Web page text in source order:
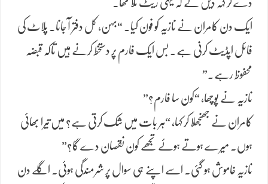
دے کر کہہ دیں گے کہ یہی ریٹ ملا تھا۔
ایک دن کامران نے نازیہ کو فون کیا۔ “بہن، کل دفتر آ جانا۔ پلاٹ کی
فائل اپڈیٹ کرنی ہے۔ بس ایک فارم پر دستخط کرنے ہیں تاکہ قبضہ
محفوظ رہے۔”
نازیہ نے پوچھا، “کون سا فارم؟”
کامران نے جھنجھلا کر کہا، “ہر بات میں شک کرتی ہے؟ میں تیرا بھائی
ہوں۔ میرے ہوتے ہوئے تجھے کون نقصان دے گا؟”
نازیہ خاموش ہو گئی۔ اسے اپنے ہی سوال پر شرمندگی ہوئی۔ اگلے دن